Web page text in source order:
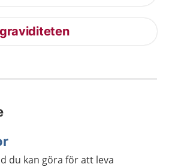
du kan göra för att leva